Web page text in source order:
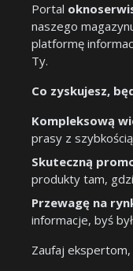
Portal
naszego
platformę
Ty.
Co zyskujesz,
Kompleksową
prasy z
Skuteczną
produkty tam,
Przewagę na
informacje, byś
Zaufaj